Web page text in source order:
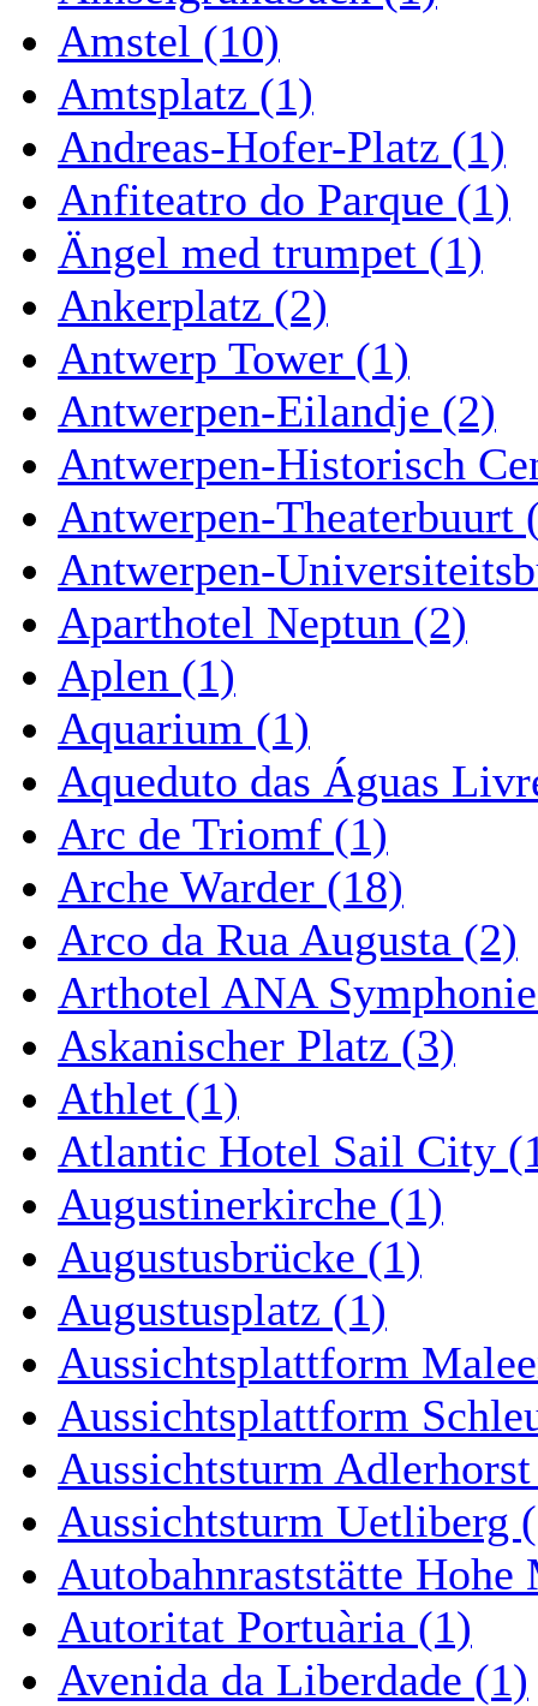
Amstel (10)
Amtsplatz (1)
Andreas-Hofer-Platz (1)
Anfiteatro do Parque (1)
Ängel med trumpet (1)
Ankerplatz (2)
Antwerp Tower (1)
Antwerpen-Eilandje (2)
Antwerpen-Historisch
Antwerpen-Theaterbuurt
Antwerpen-
Aparthotel Neptun (2)
Aplen (1)
Aquarium (1)
Aqueduto das Águas
Arc de Triomf (1)
Arche Warder (18)
Arco da Rua Augusta (2)
Arthotel ANA
Askanischer Platz (3)
Athlet (1)
Atlantic Hotel Sail City
Augustinerkirche (1)
Augustusbrücke (1)
Augustusplatz (1)
Aussichtsplattform
Aussichtsplattform
Aussichtsturm
Aussichtsturm Uetliberg
Autobahnraststätte Hohe
Autoritat Portuària (1)
Avenida da Liberdade (1)